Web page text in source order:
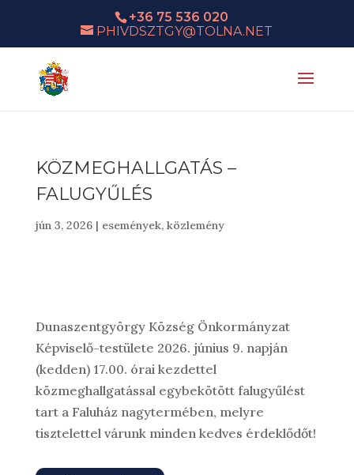
+36 75 536 020
PHIVDSZTGY@TOLNA.NET
KÖZMEGHALLGATÁS –
FALUGYŰLÉS
jún 3, 2026| események, közlemény
Dunaszentgyörgy Község Önkormányzat
Képviselő-testülete 2026. június 9. napján
(kedden) 17.00. órai kezdettel
közmeghallgatással egybekötött falugyűlést
tart a Faluház nagytermében, melyre
tisztelettel várunk minden kedves érdeklődőt!